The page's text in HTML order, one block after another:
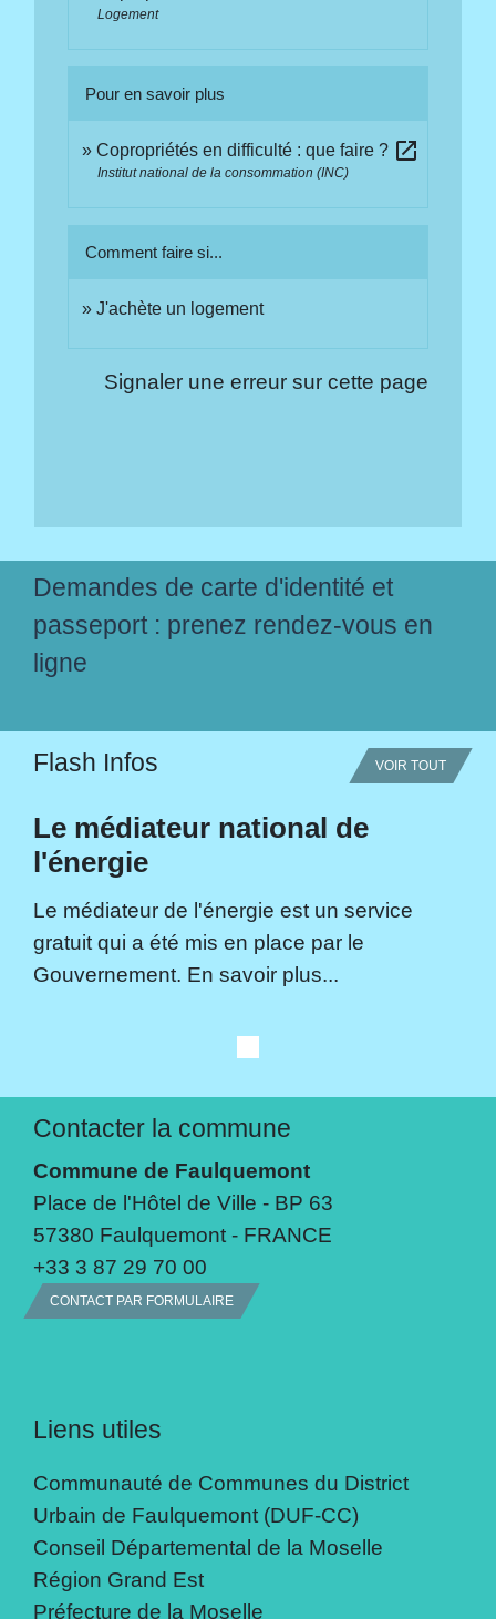
Logement
Pour en savoir plus
Copropriétés en difficulté : que faire ? open_in_new
Institut national de la consommation (INC)
Comment faire si...
J'achète un logement
Signaler une erreur sur cette page
Demandes de carte d'identité et
passeport : prenez rendez-vous en
ligne
Flash Infos VOIR TOUT
Le médiateur national de
l'énergie
Le médiateur de l'énergie est un service
gratuit qui a été mis en place par le
Gouvernement. En savoir plus...
Contacter la commune
Commune de Faulquemont
Place de l'Hôtel de Ville - BP 63
57380 Faulquemont - FRANCE
+33 3 87 29 70 00
CONTACT PAR FORMULAIRE
Liens utiles
Communauté de Communes du District
Urbain de Faulquemont (DUF-CC)
Conseil Départemental de la Moselle
Région Grand Est
Préfecture de la Moselle